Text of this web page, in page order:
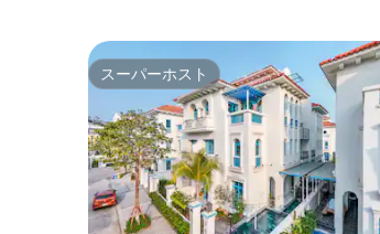
スーパーホスト
スーパーホスト